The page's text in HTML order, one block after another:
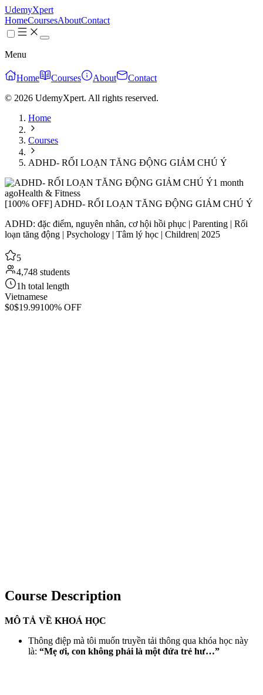
UdemyXpert
HomeCoursesAboutContact
Menu
Home Courses About
Contact
© 2026 UdemyXpert. All rights reserved.
Home
Courses
ADHD- RỐI LOẠN TĂNG ĐỘNG GIẢM CHÚ Ý
1 month
agoHealth & Fitness
[100% OFF] ADHD- RỐI LOẠN TĂNG ĐỘNG GIẢM CHÚ Ý
ADHD: đặc điểm, nguyên nhân, cơ hội hồi phục | Parenting | Rối
loạn tăng động | Psychology | Tâm lý học | Children| 2025
5
4,748 students
1h total length
Vietnamese
$0$19.99100% OFF
Course Description
MÔ TẢ VỀ KHOÁ HỌC
Thông điệp mà tôi muốn truyền tải thông qua khóa học này
là: “Mẹ ơi, con không phải là một đứa trẻ hư…”